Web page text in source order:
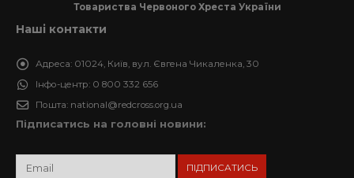
Товариства Червоного Хреста України
Наші контакти
Адреса: 01024, Київ, вул. Євгена Чикаленка, 30
Інфо-центр: 0 800 332 656
Пошта: national@redcross.org.ua
Підписатись на головні новини: